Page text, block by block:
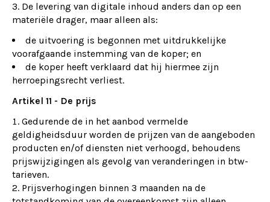
3. De levering van digitale inhoud anders dan op een
materiële drager, maar alleen als:
de uitvoering is begonnen met uitdrukkelijke
voorafgaande instemming van de koper; en
de koper heeft verklaard dat hij hiermee zijn
herroepingsrecht verliest.
Artikel 11 - De prijs
Gedurende de in het aanbod vermelde
geldigheidsduur worden de prijzen van de aangeboden
producten en/of diensten niet verhoogd, behoudens
prijswijzigingen als gevolg van veranderingen in btw-
tarieven.
2. Prijsverhogingen binnen 3 maanden na de